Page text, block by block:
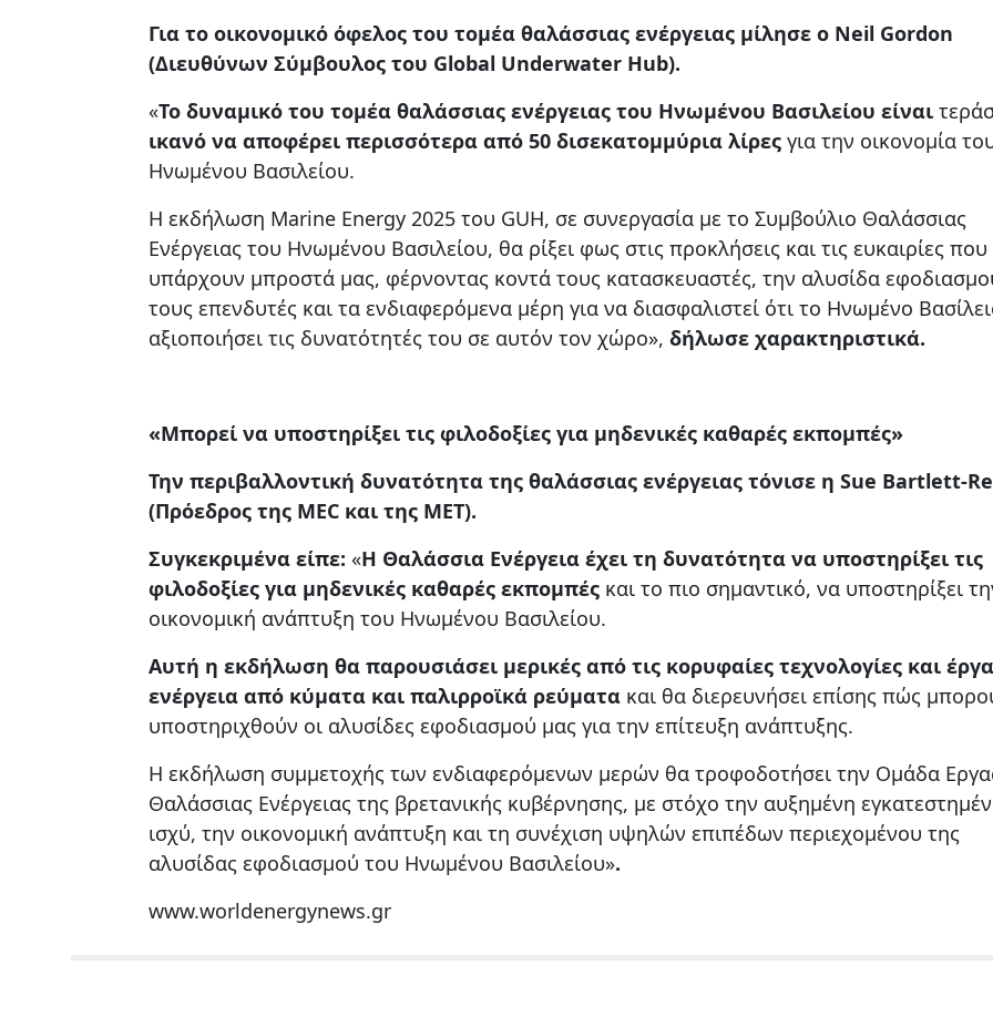
Για το οικονομικό όφελος του τομέα θαλάσσιας ενέργειας μίλησε ο Neil Gordon
(Διευθύνων Σύμβουλος του Global Underwater Hub).
«Το δυναμικό του τομέα θαλάσσιας ενέργειας του Ηνωμένου Βασιλείου είναι
ικανό να αποφέρει περισσότερα από 50 δισεκατομμύρια λίρες για την οικονομία
Ηνωμένου Βασιλείου.
Η εκδήλωση Marine Energy 2025 του GUH, σε συνεργασία με το Συμβούλιο Θαλάσσιας
Ενέργειας του Ηνωμένου Βασιλείου, θα ρίξει φως στις προκλήσεις και τις ευκαιρίες που
υπάρχουν μπροστά μας, φέρνοντας κοντά τους κατασκευαστές, την αλυσίδα
τους επενδυτές και τα ενδιαφερόμενα μέρη για να διασφαλιστεί ότι το Ηνωμένο
αξιοποιήσει τις δυνατότητές του σε αυτόν τον χώρο», δήλωσε χαρακτηριστικά.
«Μπορεί να υποστηρίξει τις φιλοδοξίες για μηδενικές καθαρές εκπομπές»
Την περιβαλλοντική δυνατότητα της θαλάσσιας ενέργειας τόνισε η Sue Bartlett-
(Πρόεδρος της MEC και της MET).
Συγκεκριμένα είπε: «Η Θαλάσσια Ενέργεια έχει τη δυνατότητα να υποστηρίξει τις
φιλοδοξίες για μηδενικές καθαρές εκπομπές και το πιο σημαντικό, να υποστηρίξει
οικονομική ανάπτυξη του Ηνωμένου Βασιλείου.
Αυτή η εκδήλωση θα παρουσιάσει μερικές από τις κορυφαίες τεχνολογίες και
ενέργεια από κύματα και παλιρροϊκά ρεύματα και θα διερευνήσει επίσης πώς
υποστηριχθούν οι αλυσίδες εφοδιασμού μας για την επίτευξη ανάπτυξης.
Η εκδήλωση συμμετοχής των ενδιαφερόμενων μερών θα τροφοδοτήσει την Ομάδα
Θαλάσσιας Ενέργειας της βρετανικής κυβέρνησης, με στόχο την αυξημένη
ισχύ, την οικονομική ανάπτυξη και τη συνέχιση υψηλών επιπέδων περιεχομένου της
αλυσίδας εφοδιασμού του Ηνωμένου Βασιλείου».
www.worldenergynews.gr